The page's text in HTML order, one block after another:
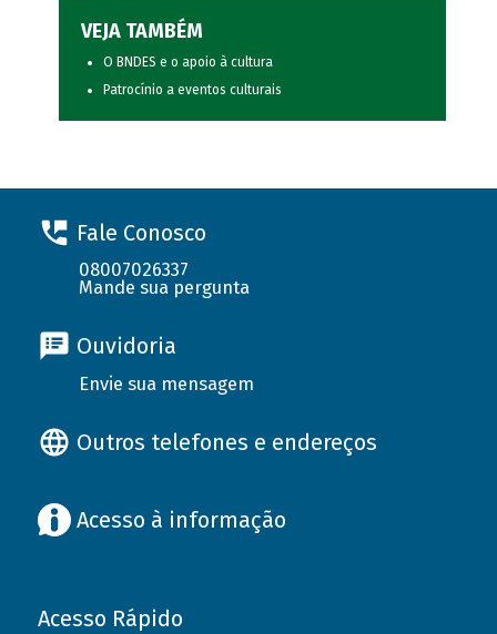
VEJA TAMBÉM
O BNDES e o apoio à cultura
Patrocínio a eventos culturais
Fale Conosco
08007026337
Mande sua pergunta
Ouvidoria
Envie sua mensagem
Outros telefones e endereços
Acesso à informação
Acesso Rápido